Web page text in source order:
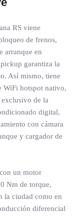
RS viene
de frenos,
arranque en
garantiza la
Así mismo, tiene
WiFi hotspot nativo,
de la
digital,
con cámara
y cargador de
un motor
Nm de torque,
la ciudad como en
diferencial